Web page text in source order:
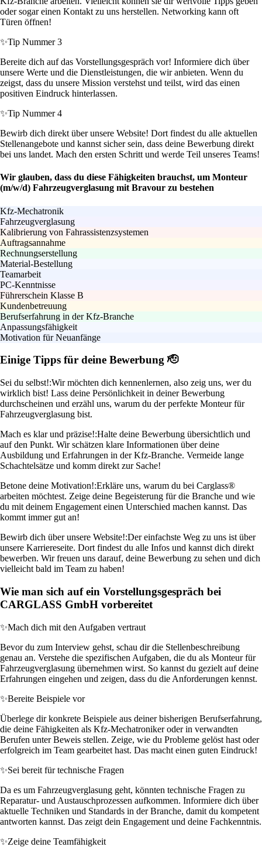
oder sogar einen Kontakt zu uns herstellen. Networking kann oft
Türen öffnen!
✨Tip Nummer 3
Bereite dich auf das Vorstellungsgespräch vor! Informiere dich über
unsere Werte und die Dienstleistungen, die wir anbieten. Wenn du
zeigst, dass du unsere Mission verstehst und teilst, wird das einen
positiven Eindruck hinterlassen.
✨Tip Nummer 4
Bewirb dich direkt über unsere Website! Dort findest du alle aktuellen
Stellenangebote und kannst sicher sein, dass deine Bewerbung direkt
bei uns landet. Mach den ersten Schritt und werde Teil unseres Teams!
Wir glauben, dass du diese Fähigkeiten brauchst, um Monteur
(m/w/d) Fahrzeugverglasung mit Bravour zu bestehen
Kfz-Mechatronik
Fahrzeugverglasung
Kalibrierung von Fahrassistenzsystemen
Auftragsannahme
Rechnungserstellung
Material-Bestellung
Teamarbeit
PC-Kenntnisse
Führerschein Klasse B
Kundenbetreuung
Berufserfahrung in der Kfz-Branche
Anpassungsfähigkeit
Motivation für Neuanfänge
Einige Tipps für deine Bewerbung 🫡
Sei du selbst!:Wir möchten dich kennenlernen, also zeig uns, wer du
wirklich bist! Lass deine Persönlichkeit in deiner Bewerbung
durchscheinen und erzähl uns, warum du der perfekte Monteur für
Fahrzeugverglasung bist.
Mach es klar und präzise!:Halte deine Bewerbung übersichtlich und
auf den Punkt. Wir schätzen klare Informationen über deine
Ausbildung und Erfahrungen in der Kfz-Branche. Vermeide lange
Schachtelsätze und komm direkt zur Sache!
Betone deine Motivation!:Erkläre uns, warum du bei Carglass®
arbeiten möchtest. Zeige deine Begeisterung für die Branche und wie
du mit deinem Engagement einen Unterschied machen kannst. Das
kommt immer gut an!
Bewirb dich über unsere Website!:Der einfachste Weg zu uns ist über
unsere Karriereseite. Dort findest du alle Infos und kannst dich direkt
bewerben. Wir freuen uns darauf, deine Bewerbung zu sehen und dich
vielleicht bald im Team zu haben!
Wie man sich auf ein Vorstellungsgespräch bei
CARGLASS GmbH vorbereitet
✨Mach dich mit den Aufgaben vertraut
Bevor du zum Interview gehst, schau dir die Stellenbeschreibung
genau an. Verstehe die spezifischen Aufgaben, die du als Monteur für
Fahrzeugverglasung übernehmen wirst. So kannst du gezielt auf deine
Erfahrungen eingehen und zeigen, dass du die Anforderungen kennst.
✨Bereite Beispiele vor
Überlege dir konkrete Beispiele aus deiner bisherigen Berufserfahrung,
die deine Fähigkeiten als Kfz-Mechatroniker oder in verwandten
Berufen unter Beweis stellen. Zeige, wie du Probleme gelöst hast oder
erfolgreich im Team gearbeitet hast. Das macht einen guten Eindruck!
✨Sei bereit für technische Fragen
Da es um Fahrzeugverglasung geht, könnten technische Fragen zu
Reparatur- und Austauschprozessen aufkommen. Informiere dich über
aktuelle Techniken und Standards in der Branche, damit du kompetent
antworten kannst. Das zeigt dein Engagement und deine Fachkenntnis.
✨Zeige deine Teamfähigkeit